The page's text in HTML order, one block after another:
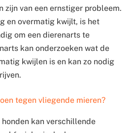
zijn van een ernstiger probleem.
en overmatig kwijlt, is het
om een dierenarts te
kan onderzoeken wat de
kwijlen is en kan zo nodig
tegen vliegende mieren?
kan verschillende